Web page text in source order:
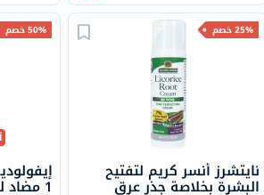
25% خصم
نايتشرز أنسر كريم لتفتيح
البشرة بخلاصة جذر عرق
50% خصم